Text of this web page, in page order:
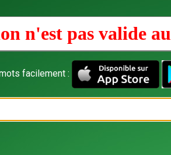
n'est pas valide au
facilement :